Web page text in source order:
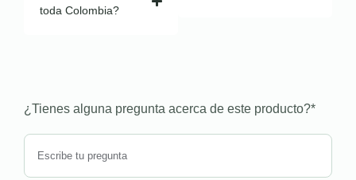
toda Colombia?
¿Tienes alguna pregunta acerca de este producto?*